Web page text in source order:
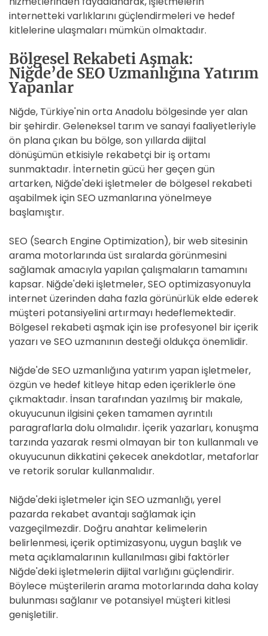
internetteki varlıklarını güçlendirmeleri ve hedef
kitlelerine ulaşmaları mümkün olmaktadır.
Bölgesel Rekabeti Aşmak:
Niğde’de SEO Uzmanlığına Yatırım
Yapanlar
Niğde, Türkiye'nin orta Anadolu bölgesinde yer alan
bir şehirdir. Geleneksel tarım ve sanayi faaliyetleriyle
ön plana çıkan bu bölge, son yıllarda dijital
dönüşümün etkisiyle rekabetçi bir iş ortamı
sunmaktadır. İnternetin gücü her geçen gün
artarken, Niğde'deki işletmeler de bölgesel rekabeti
aşabilmek için SEO uzmanlarına yönelmeye
başlamıştır.
SEO (Search Engine Optimization), bir web sitesinin
arama motorlarında üst sıralarda görünmesini
sağlamak amacıyla yapılan çalışmaların tamamını
kapsar. Niğde'deki işletmeler, SEO optimizasyonuyla
internet üzerinden daha fazla görünürlük elde ederek
müşteri potansiyelini artırmayı hedeflemektedir.
Bölgesel rekabeti aşmak için ise profesyonel bir içerik
yazarı ve SEO uzmanının desteği oldukça önemlidir.
Niğde'de SEO uzmanlığına yatırım yapan işletmeler,
özgün ve hedef kitleye hitap eden içeriklerle öne
çıkmaktadır. İnsan tarafından yazılmış bir makale,
okuyucunun ilgisini çeken tamamen ayrıntılı
paragraflarla dolu olmalıdır. İçerik yazarları, konuşma
tarzında yazarak resmi olmayan bir ton kullanmalı ve
okuyucunun dikkatini çekecek anekdotlar, metaforlar
ve retorik sorular kullanmalıdır.
Niğde'deki işletmeler için SEO uzmanlığı, yerel
pazarda rekabet avantajı sağlamak için
vazgeçilmezdir. Doğru anahtar kelimelerin
belirlenmesi, içerik optimizasyonu, uygun başlık ve
meta açıklamalarının kullanılması gibi faktörler
Niğde'deki işletmelerin dijital varlığını güçlendirir.
Böylece müşterilerin arama motorlarında daha kolay
bulunması sağlanır ve potansiyel müşteri kitlesi
genişletilir.